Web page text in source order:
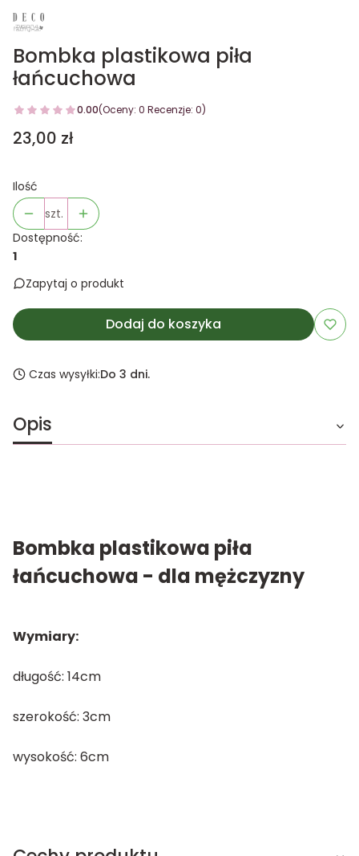
Bombka plastikowa piła
łańcuchowa
0.00(Oceny: 0 Recenzje: 0)
Cena
23,00 zł
Ilość
szt.
Dostępność:
1
Zapytaj o produkt
Dodaj do koszyka
Czas wysyłki:Do 3 dni.
Opis
Bombka plastikowa piła
łańcuchowa - dla mężczyzny
Wymiary:
długość: 14cm
szerokość: 3cm
wysokość: 6cm